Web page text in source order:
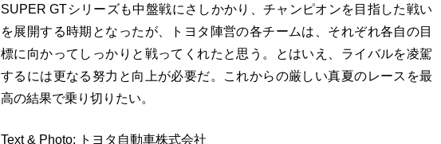
SUPER GTシリーズも中盤戦にさしかかり、チャンピオンを目指した戦い
を展開する時期となったが、トヨタ陣営の各チームは、それぞれ各自の目
標に向かってしっかりと戦ってくれたと思う。とはいえ、ライバルを凌駕
するには更なる努力と向上が必要だ。これからの厳しい真夏のレースを最
高の結果で乗り切りたい。
Text & Photo: トヨタ自動車株式会社